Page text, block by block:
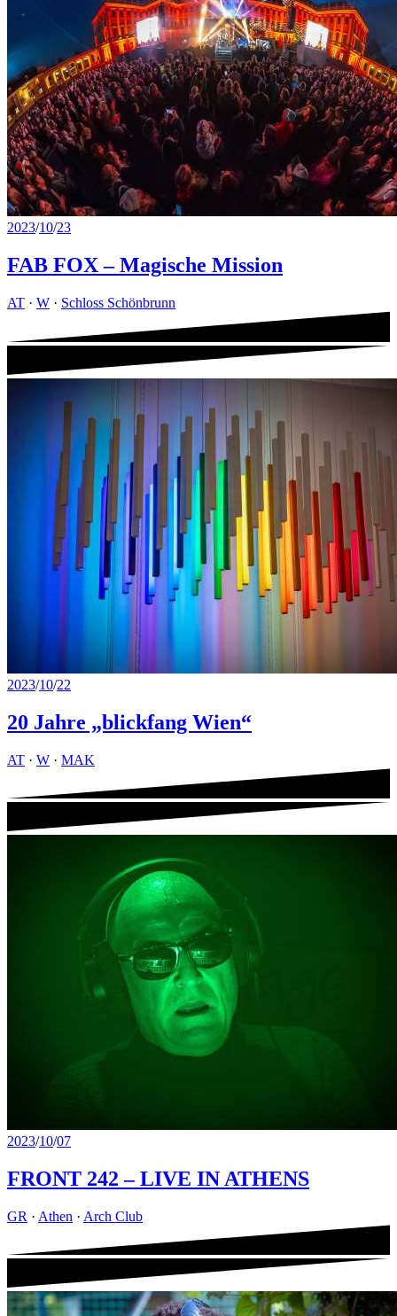
2023/10/23
FAB FOX – Magische Mission
AT · W · Schloss Schönbrunn
2023/10/22
20 Jahre „blickfang Wien“
AT · W · MAK
2023/10/07
FRONT 242 – LIVE IN ATHENS
GR · Athen · Arch Club